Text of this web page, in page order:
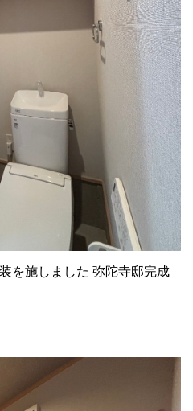
を施しました 弥陀寺邸完成